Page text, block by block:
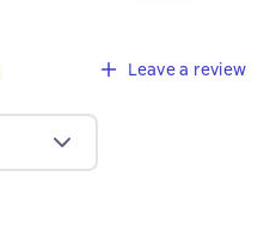
Leave a review